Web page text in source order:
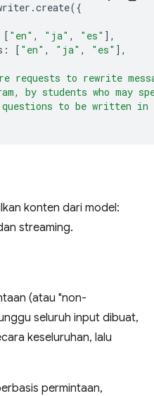
.create({
[ "en" , "ja" , "es" ],
: [ "en" , "ja" , "es" ],
requests to rewrite
by students who may
to be written in
konten dari model:
streaming.
(atau "non-
seluruh input dibuat,
keseluruhan, lalu
permintaan,